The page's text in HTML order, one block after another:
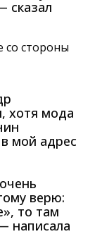
сказал
со стороны
хотя мода
мой адрес
верю:
то там
написала